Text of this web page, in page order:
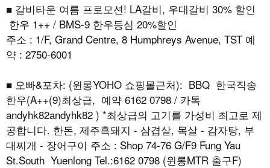
■ 갈비타운 여름 프로모션! LA갈비, 우대갈비 30% 할인
한우 1++ / BMS-9 한우등심 20%할인
주소 : 1/F, Grand Centre, 8 Humphreys Avenue, TST 예
약 : 2750-6001
■ 오빠&포차: (윈롱YOHO 쇼핑몰근처): BBQ 한국직송
한우(A++(9)최상급, 예약 6162 0798 / 카톡
andyhk82andyhk82 ) *최상급의 고기를 가성비 최고로 제
공합니다. 한돈, 제주흑돼지 - 삼겹살, 목살 - 감자탕, 부
대찌개 - 장어구이 주소 : Shop 74-76 G/F9 Fung Yau
St.South Yuenlong Tel.:6162 0798 (윈롱MTR 출구F)